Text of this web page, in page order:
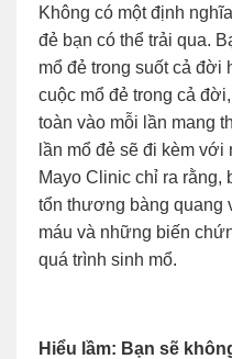
Không có một định
đẻ bạn có thể trải qua.
mổ đẻ trong suốt cả đời
cuộc mổ đẻ trong cả
toàn vào mỗi lần mang
lần mổ đẻ sẽ đi kèm
Mayo Clinic chỉ ra rằng,
tổn thương bàng quang
máu và những biến
quá trình sinh mổ.
Hiểu lầm: Bạn sẽ